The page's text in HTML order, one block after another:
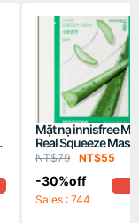
Mặt nạ innisfree My
Real Squeeze
Aloe Vera EX 20ml(
NT$79 NT$55
-30%off
Sales : 744